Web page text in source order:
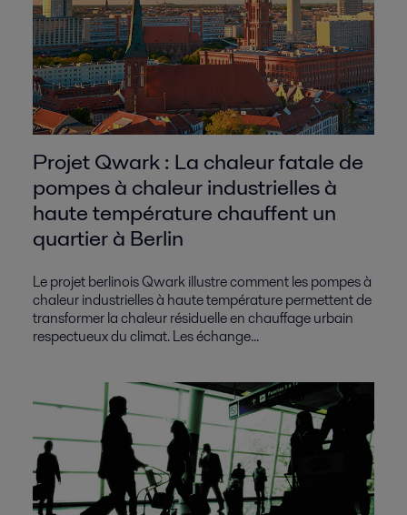
Projet Qwark : La chaleur fatale de
pompes à chaleur industrielles à
haute température chauffent un
quartier à Berlin
Le projet berlinois Qwark illustre comment les pompes à
chaleur industrielles à haute température permettent de
transformer la chaleur résiduelle en chauffage urbain
respectueux du climat. Les échange...